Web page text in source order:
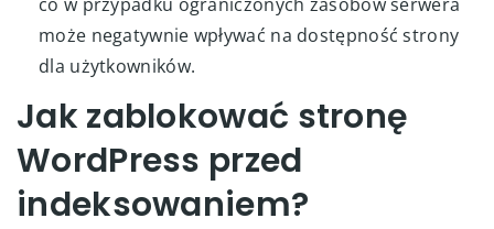
może negatywnie wpływać na dostępność strony
dla użytkowników.
Jak zablokować stronę
WordPress przed
indeksowaniem?